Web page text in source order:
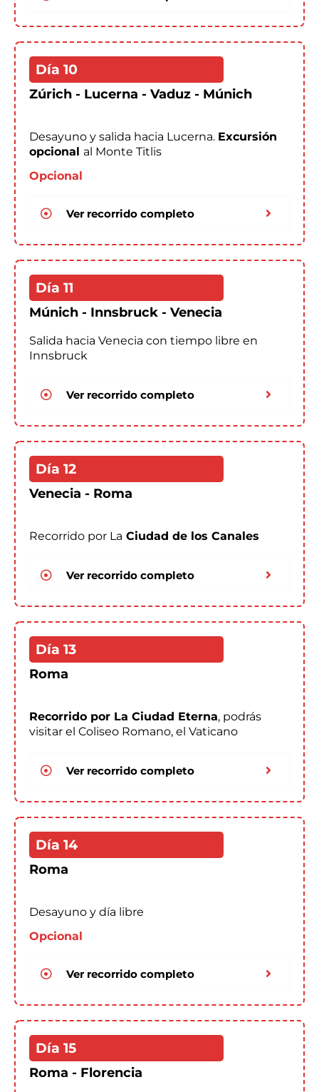
Día 10
Zúrich - Lucerna - Vaduz - Múnich
Desayuno y salida hacia Lucerna. Excursión
opcional al Monte Titlis
Opcional
Ver recorrido completo
Día 11
Múnich - Innsbruck - Venecia
Salida hacia Venecia con tiempo libre en
Innsbruck
Ver recorrido completo
Día 12
Venecia - Roma
Recorrido por La Ciudad de los Canales
Ver recorrido completo
Día 13
Roma
Recorrido por La Ciudad Eterna, podrás
visitar el Coliseo Romano, el Vaticano
Ver recorrido completo
Día 14
Roma
Desayuno y día libre
Opcional
Ver recorrido completo
Día 15
Roma - Florencia